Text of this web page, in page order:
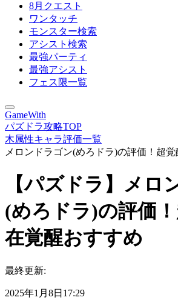
8月クエスト
ワンタッチ
モンスター検索
アシスト検索
最強パーティ
最強アシスト
フェス限一覧
GameWith
パズドラ攻略TOP
木属性キャラ評価一覧
メロンドラゴン(めろドラ)の評価！超
【パズドラ】メロ
(めろドラ)の評価
在覚醒おすすめ
最終更新:
2025年1月8日17:29